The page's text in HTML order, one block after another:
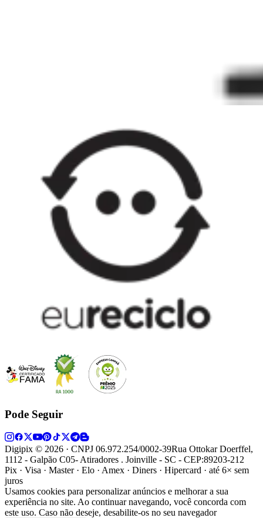
Pode Seguir
Digipix © 2026 · CNPJ 06.972.254/0002-39Rua Ottokar Doerffel,
1112 - Galpão C05- Atiradores . Joinville - SC - CEP:89203-212
Pix · Visa · Master · Elo · Amex · Diners · Hipercard · até 6× sem
juros
Usamos cookies para personalizar anúncios e melhorar a sua
experiência no site. Ao continuar navegando, você concorda com
este uso. Caso não deseje, desabilite-os no seu navegador